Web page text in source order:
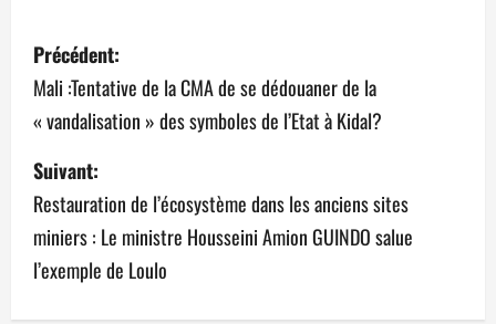
N
a
v
i
g
a
Précédent:
Mali :Tentative de la CMA de se dédouaner de la
« vandalisation » des symboles de l’Etat à Kidal?
Suivant:
Restauration de l’écosystème dans les anciens sites
miniers : Le ministre Housseini Amion GUINDO salue
l’exemple de Loulo